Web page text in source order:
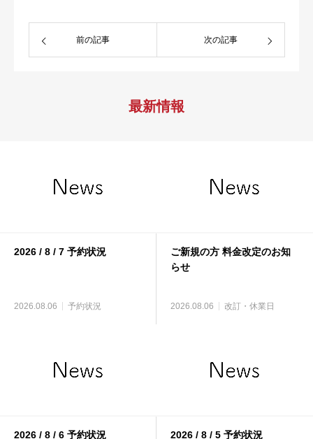
前の記事 次の記事
最新情報
2026 / 8 / 7 予約状況
2026.08.06 予約状況
ご新規の方 料金改定のお知
らせ
2026.08.06 改訂・休業日
2026 / 8 / 6 予約状況 2026 / 8 / 5 予約状況